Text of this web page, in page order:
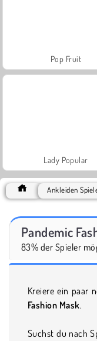
Pop Fruit
Lady Popular
Ankleiden
Pandemic
83% der Spieler
Kreiere ein paar
Fashion Mask.
Suchst du nach